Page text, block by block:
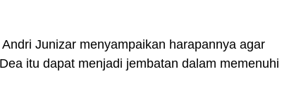
Junizar menyampaikan harapannya agar
itu dapat menjadi jembatan dalam memenuhi